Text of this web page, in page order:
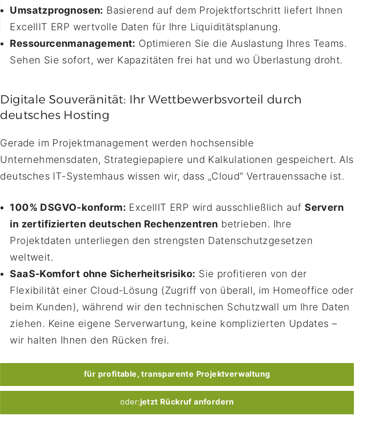
Umsatzprognosen: Basierend auf dem Projektfortschritt liefert Ihnen
ExcellIT ERP wertvolle Daten für Ihre Liquiditätsplanung.
Ressourcenmanagement: Optimieren Sie die Auslastung Ihres Teams.
Sehen Sie sofort, wer Kapazitäten frei hat und wo Überlastung droht.
Digitale Souveränität: Ihr Wettbewerbsvorteil durch
deutsches Hosting
Gerade im Projektmanagement werden hochsensible
Unternehmensdaten, Strategiepapiere und Kalkulationen gespeichert. Als
deutsches IT-Systemhaus wissen wir, dass „Cloud“ Vertrauenssache ist.
100% DSGVO-konform: ExcellIT ERP wird ausschließlich auf Servern
in zertifizierten deutschen Rechenzentren betrieben. Ihre
Projektdaten unterliegen den strengsten Datenschutzgesetzen
weltweit.
SaaS-Komfort ohne Sicherheitsrisiko: Sie profitieren von der
Flexibilität einer Cloud-Lösung (Zugriff von überall, im Homeoffice oder
beim Kunden), während wir den technischen Schutzwall um Ihre Daten
ziehen. Keine eigene Serverwartung, keine komplizierten Updates –
wir halten Ihnen den Rücken frei.
für profitable, transparente Projektverwaltung
oder:jetzt Rückruf anfordern